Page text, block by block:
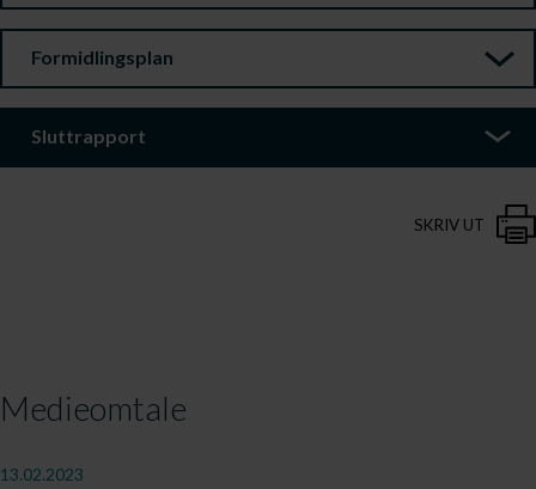
Formidlingsplan
Sluttrapport
SKRIV UT
Medieomtale
13.02.2023